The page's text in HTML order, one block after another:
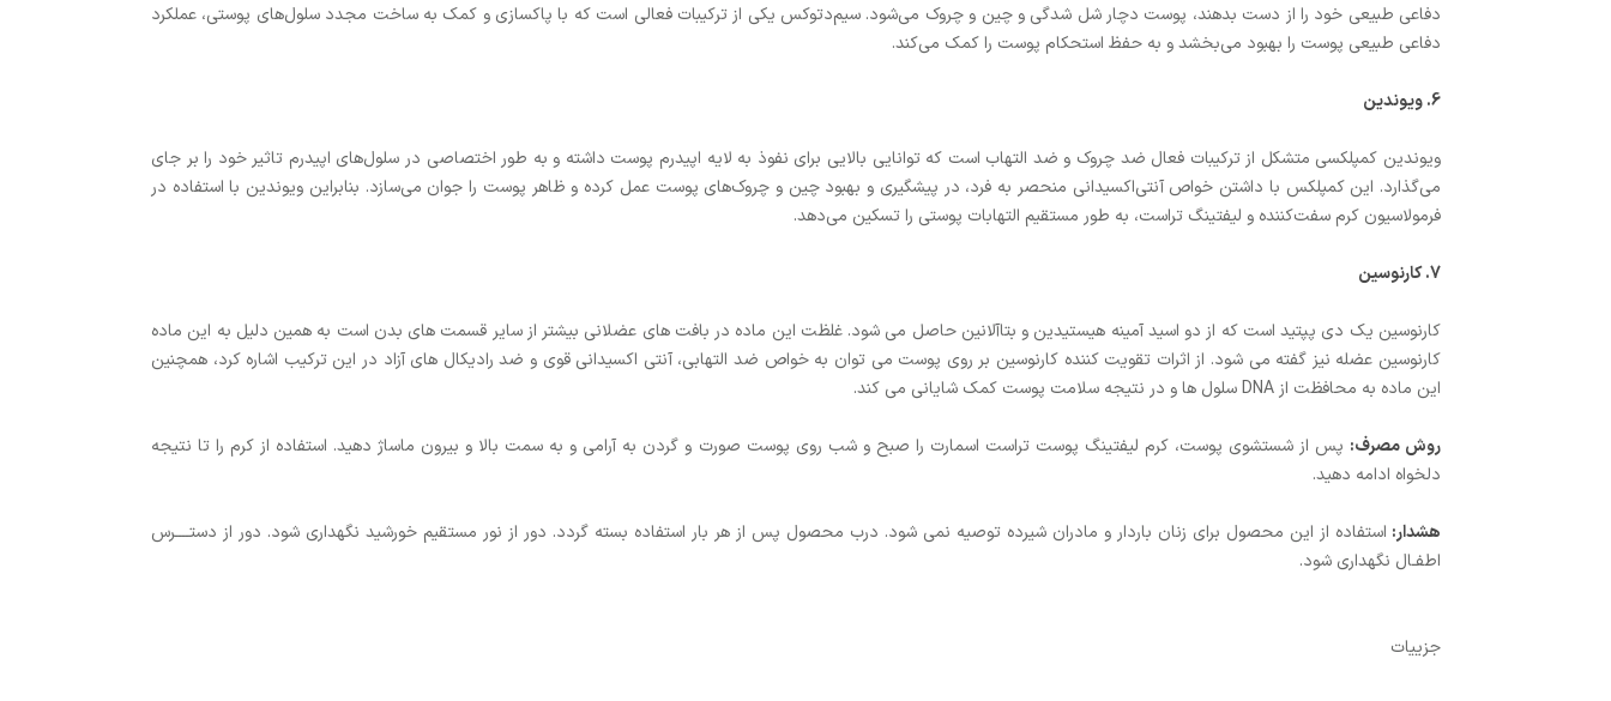
دفاعی طبیعی خود را از دست بدهند، پوست دچار شل شدگی و چین و چروک می‌شود. سیم‌دتوکس یکی از ترکیبات فعالی است که با پاکسازی و کمک به ساخت مجدد سلول‌های پوستی، عملکرد
دفاعی طبیعی پوست را بهبود می‌بخشد و به حفظ استحکام پوست را کمک می‌کند.
6. ویوندین
ویوندین کمپلکسی متشکل از ترکیبات فعال ضد چروک و ضد التهاب است که توانایی بالایی برای نفوذ به لایه اپیدرم پوست داشته و به طور اختصاصی در سلول‌های اپیدرم تاثیر خود را بر جای
می‌گذارد. این کمپلکس با داشتن خواص آنتی‌اکسیدانی منحصر به فرد، در پیشگیری و بهبود چین و چروک‌های پوست عمل کرده و ظاهر پوست را جوان می‌سازد. بنابراین ویوندین با استفاده در
فرمولاسیون کرم سفت‌کننده و لیفتینگ تراست، به طور مستقیم التهابات پوستی را تسکین می‌دهد.
7. کارنوسین
کارنوسین یک دی پپتید است که از دو اسید آمینه هیستیدین و بتاآلانین حاصل می شود. غلظت این ماده در بافت های عضلانی بیشتر از سایر قسمت های بدن است به همین دلیل به این ماده
کارنوسین عضله نیز گفته می شود. از اثرات تقویت کننده کارنوسین بر روی پوست می توان به خواص ضد التهابی، آنتی اکسیدانی قوی و ضد رادیکال های آزاد در این ترکیب اشاره کرد، همچنین
این ماده به محافظت از DNA سلول ها و در نتیجه سلامت پوست کمک شایانی می کند.
روش مصرف: پس از شستشوی پوست، کرم لیفتینگ پوست تراست اسمارت را صبح و شب روی پوست صورت و گردن به آرامی و به سمت بالا و بیرون ماساژ دهید. استفاده از کرم را تا نتیجه
دلخواه ادامه دهید.
هشدار: استفاده از این محصول برای زنان باردار و مادران شیرده توصیه نمی شود. درب محصول پس از هر بار استفاده بسته گردد. دور از نور مستقیم خورشید نگهداری شود. دور از دستــــرس
اطفـال نگهداری شود.
جزییات